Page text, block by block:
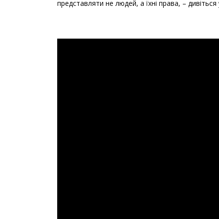
представляти не людей, а їхні права, – дивіться